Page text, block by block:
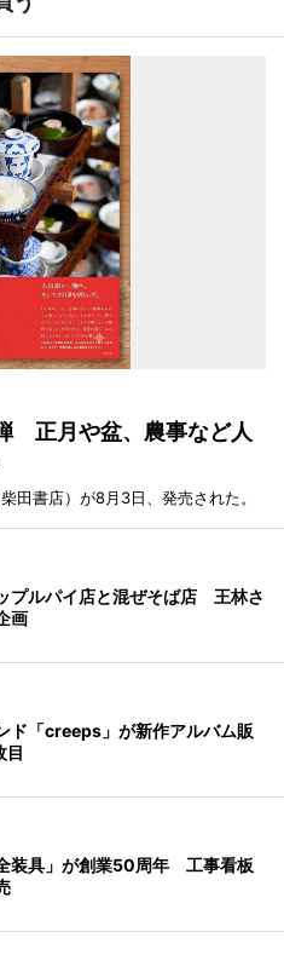
正月や盆、農事など人
田書店）が8月3日、発売された。
プルパイ店と混ぜそば店 王林さ
画
ド「creeps」が新作アルバム販
装具」が創業50周年 工事看板